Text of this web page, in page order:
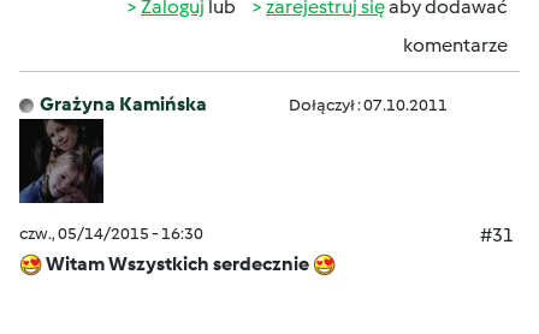
Zaloguj lub zarejestruj sięaby dodawać
komentarze
Grażyna Kamińska Dołączył : 07.10.2011
czw., 05/14/2015 - 16:30
#31
Witam Wszystkich serdecznie